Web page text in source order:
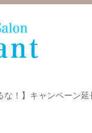
な！】キャンペーン